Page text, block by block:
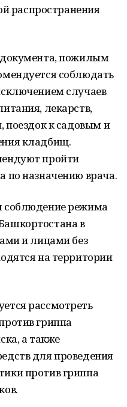
распространения
документа, пожилым
соблюдать
случаев
лекарств,
поездок к садовым и
кладбищ.
пройти
по назначению врача.
соблюдение режима
в
и лицами без
на территории
рассмотреть
гриппа
а также
для проведения
против гриппа